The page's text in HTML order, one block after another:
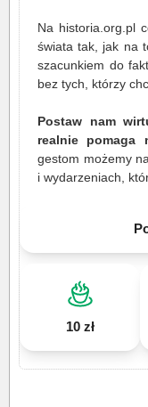
Na historia.org.pl
świata tak, jak na
szacunkiem do
bez tych, którzy
Postaw nam
realnie pomaga
gestom możemy
i wydarzeniach,
10 zł